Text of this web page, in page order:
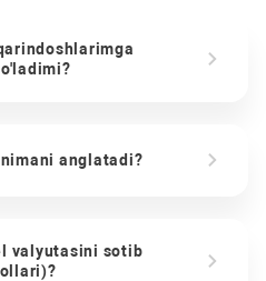
anglatadi?
valyutasini sotib